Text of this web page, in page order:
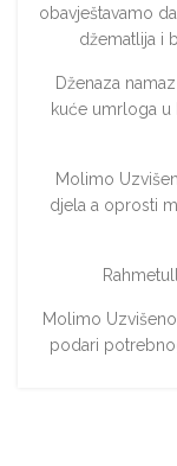
obavještavamo
džematlija i
Dženaza
kuće umrloga u
Molimo
djela a oprosti
Molimo
podari